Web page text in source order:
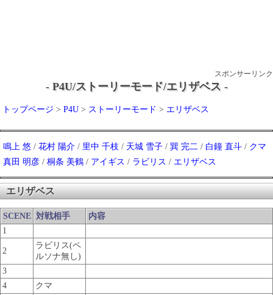
スポンサーリンク
- P4U/ストーリーモード/エリザベス -
トップページ > P4U > ストーリーモード > エリザベス
鳴上 悠 / 花村 陽介 / 里中 千枝 / 天城 雪子 / 巽 完二 / 白鐘 直斗 / クマ
真田 明彦 / 桐条 美鶴 / アイギス / ラビリス / エリザベス
エリザベス
SCENE 対戦相手
内容
1
2
ラビリス(ペ
ルソナ無し)
3
4
クマ